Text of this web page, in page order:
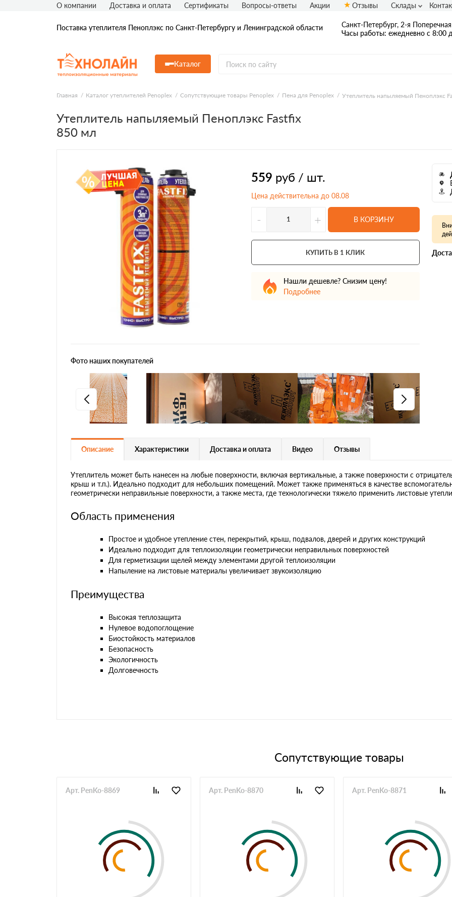
Поставка утеплителя Пеноплэкс по Санкт-Петербургу и Ленинградской области
Санкт-Петербург, 2-я
Часы работы: ежедневно с 8:00
Каталог
О компании Доставка и оплата Сертификаты Вопросы-ответы Акции Отзывы Склады
Главная Каталог утеплителей Penoplex Сопутствующие товары Penoplex Пена для Penoplex Утеплитель напыляемый Пеноплэкс
Утеплитель напыляемый Пеноплэкс Fastfix
850 мл
559 руб / шт.
Цена действительна до 08.08
- + В КОРЗИНУ
КУПИТЬ В 1 КЛИК
Нашли дешевле? Снизим цену!
Подробнее
Фото наших покупателей
Описание Характеристики Доставка и оплата Видео Отзывы
Утеплитель может быть нанесен на любые поверхности, включая вертикальные, а также поверхности с
крыш и т.п.). Идеально подходит для небольших помещений. Может также применяться в качестве
геометрически неправильные поверхности, а также места, где технологически тяжело применить листовые
Область применения
Простое и удобное утепление стен, перекрытий, крыш, подвалов, дверей и других конструкций
Идеально подходит для теплоизоляции геометрически неправильных поверхностей
Для герметизации щелей между элементами другой теплоизоляции
Напыление на листовые материалы увеличивает звукоизоляцию
Преимущества
Высокая теплозащита
​​​​​​​Нулевое водопоглощение
Биостойкость материалов
Безопасность
Экологичность
Долговечность
Сопутствующие товары
Арт. PenKo-8869 Арт. PenKo-8870 Арт. PenKo-8871